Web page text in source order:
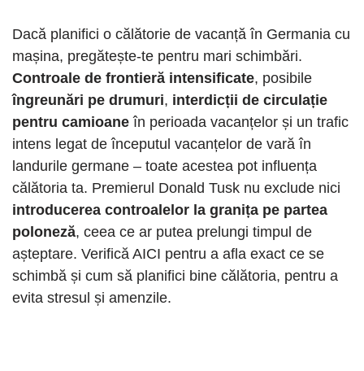
Dacă planifici o călătorie de vacanță în Germania cu
mașina, pregătește-te pentru mari schimbări.
Controale de frontieră intensificate, posibile
îngreunări pe drumuri, interdicții de circulație
pentru camioane în perioada vacanțelor și un trafic
intens legat de începutul vacanțelor de vară în
landurile germane – toate acestea pot influența
călătoria ta. Premierul Donald Tusk nu exclude nici
introducerea controalelor la granița pe partea
poloneză, ceea ce ar putea prelungi timpul de
așteptare. Verifică AICI pentru a afla exact ce se
schimbă și cum să planifici bine călătoria, pentru a
evita stresul și amenzile.